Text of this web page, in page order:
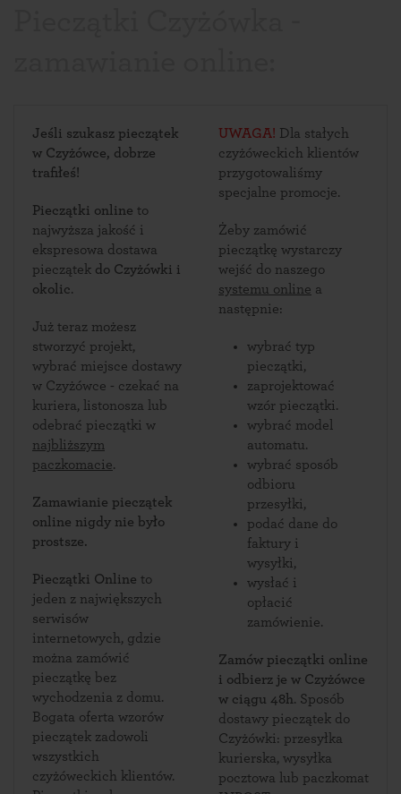
Jeśli szukasz pieczątek
w Czyżówce, dobrze
trafiłeś!
Pieczątki online to
najwyższa jakość i
ekspresowa dostawa
pieczątek do Czyżówki i
okolic.
Już teraz możesz
stworzyć projekt,
wybrać miejsce dostawy
w Czyżówce - czekać na
kuriera, listonosza lub
odebrać pieczątki w
najbliższym
paczkomacie.
Zamawianie pieczątek
online nigdy nie było
prostsze.
Pieczątki Online to
jeden z największych
serwisów
internetowych, gdzie
można zamówić
pieczątkę bez
wychodzenia z domu.
Bogata oferta wzorów
pieczątek zadowoli
wszystkich
czyżóweckich klientów.
UWAGA! Dla stałych
czyżóweckich klientów
przygotowaliśmy
specjalne promocje.
Żeby zamówić
pieczątkę wystarczy
wejść do naszego
systemu online a
następnie:
wybrać typ
pieczątki,
zaprojektować
wzór pieczątki.
wybrać model
automatu.
wybrać sposób
odbioru
przesyłki,
podać dane do
faktury i
wysyłki,
wysłać i
opłacić
zamówienie.
Zamów pieczątki online
i odbierz je w Czyżówce
w ciągu 48h. Sposób
dostawy pieczątek do
Czyżówki: przesyłka
kurierska, wysyłka
pocztowa lub paczkomat